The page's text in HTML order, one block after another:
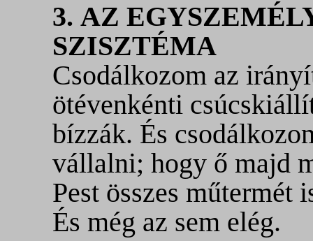
3. AZ
SZISZTÉMA
Csodálkozom az
ötévenkénti
bízzák. És
vállalni; hogy ő majd
Pest összes műtermét
És még az sem elég.